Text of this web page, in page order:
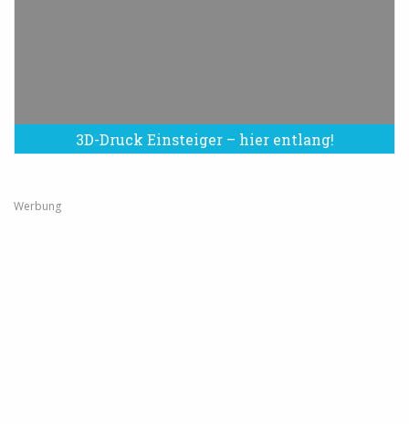
3D-Druck Einsteiger – hier entlang!
Werbung